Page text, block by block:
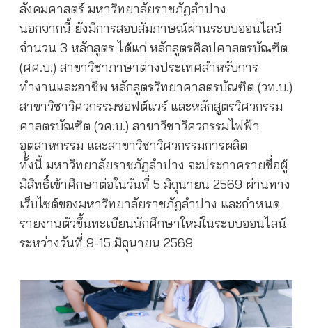
สังคมศาสตร์ มหาวิทยาลัยราชภัฏลำปาง
นอกจากนี้ ยังมีการสอบสัมภาษณ์ผ่านระบบออนไลน์
จำนวน 3 หลักสูตร ได้แก่ หลักสูตรศิลปศาสตรบัณฑิต
(ศศ.บ.) สาขาวิชาภาษาต่างประเทศสำหรับการ
ทำงานและอาชีพ หลักสูตรวิทยาศาสตรบัณฑิต (วท.บ.)
สาขาวิชาวิศวกรรมซอฟต์แวร์ และหลักสูตรวิศวกรรม
ศาสตรบัณฑิต (วศ.บ.) สาขาวิชาวิศวกรรมไฟฟ้า
อุตสาหกรรม และสาขาวิชาวิศวกรรมการผลิต
ทั้งนี้ มหาวิทยาลัยราชภัฏลำปาง จะประกาศรายชื่อผู้
มีสิทธิ์เข้าศึกษาต่อในวันที่ 5 มิถุนายน 2569 ผ่านทาง
เว็บไซต์ของมหาวิทยาลัยราชภัฏลำปาง และกำหนด
รายงานตัวขึ้นทะเบียนนักศึกษาใหม่ในระบบออนไลน์
ระหว่างวันที่ 9-15 มิถุนายน 2569